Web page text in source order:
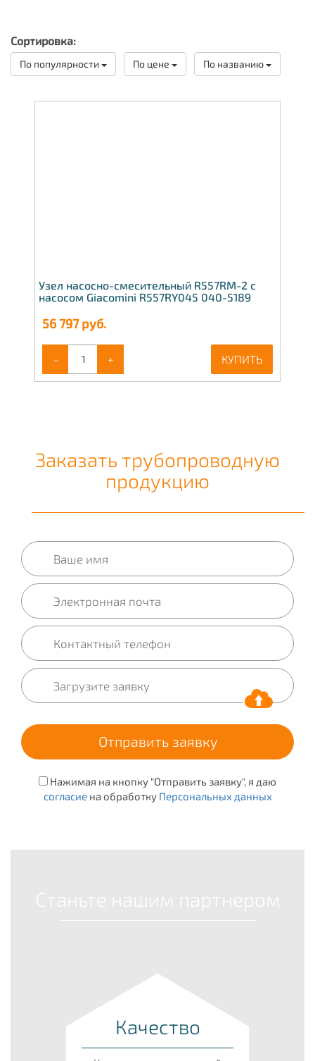
Сортировка:
По популярности По цене По названию
Узел насосно-смесительный R557RM-2 с
насосом Giacomini R557RY045 040-5189
56 797руб.
- + КУПИТЬ
Заказать трубопроводную
продукцию
Нажимая на кнопку "Отправить заявку", я даю
согласиена обработку Персональных данных
Качество